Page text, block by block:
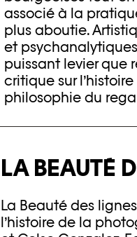
associé à la
plus aboutie.
et
puissant levier que
critique sur
philosophie du
LA BEAUTÉ
La Beauté des
l’histoire de la